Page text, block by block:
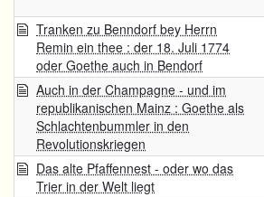
Tranken zu Benndorf bey Herrn
Remin ein thee : der 18. Juli 1774
oder Goethe auch in Bendorf
Auch in der Champagne - und im
republikanischen Mainz : Goethe als
Schlachtenbummler in den
Revolutionskriegen
Das alte Pfaffennest - oder wo das
Trier in der Welt liegt